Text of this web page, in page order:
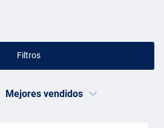
Filtros